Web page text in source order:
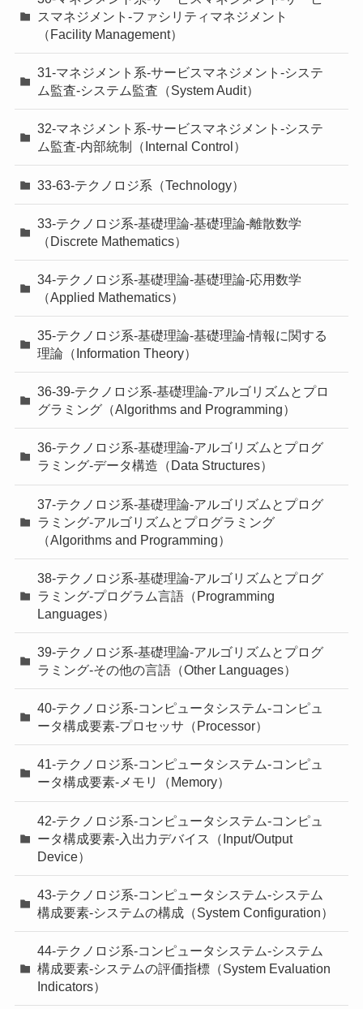
スマネジメント-ファシリティマネジメント
（Facility Management）
31-マネジメント系-サービスマネジメント-システ
ム監査-システム監査（System Audit）
32-マネジメント系-サービスマネジメント-システ
ム監査-内部統制（Internal Control）
33-63-テクノロジ系（Technology）
33-テクノロジ系-基礎理論-基礎理論-離散数学
（Discrete Mathematics）
34-テクノロジ系-基礎理論-基礎理論-応用数学
（Applied Mathematics）
35-テクノロジ系-基礎理論-基礎理論-情報に関する
理論（Information Theory）
36-39-テクノロジ系-基礎理論-アルゴリズムとプロ
グラミング（Algorithms and Programming）
36-テクノロジ系-基礎理論-アルゴリズムとプログ
ラミング-データ構造（Data Structures）
37-テクノロジ系-基礎理論-アルゴリズムとプログ
ラミング-アルゴリズムとプログラミング
（Algorithms and Programming）
38-テクノロジ系-基礎理論-アルゴリズムとプログ
ラミング-プログラム言語（Programming
Languages）
39-テクノロジ系-基礎理論-アルゴリズムとプログ
ラミング-その他の言語（Other Languages）
40-テクノロジ系-コンピュータシステム-コンピュ
ータ構成要素-プロセッサ（Processor）
41-テクノロジ系-コンピュータシステム-コンピュ
ータ構成要素-メモリ（Memory）
42-テクノロジ系-コンピュータシステム-コンピュ
ータ構成要素-入出力デバイス（Input/Output
Device）
43-テクノロジ系-コンピュータシステム-システム
構成要素-システムの構成（System Configuration）
44-テクノロジ系-コンピュータシステム-システム
構成要素-システムの評価指標（System Evaluation
Indicators）